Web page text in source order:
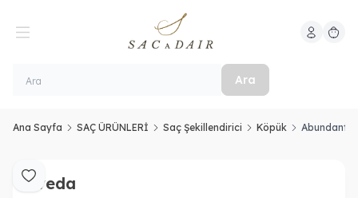
Ara
Hesabım
Ana Sayfa SAÇ ÜRÜNLERİ Saç Şekillendirici Köpük Abundant
Favoriye Ekle
Aveda